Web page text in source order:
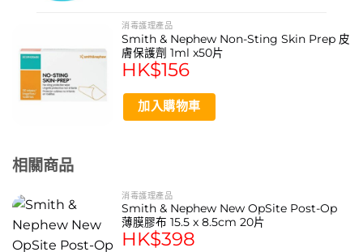
此產品專為處理大面積或多分泌物的傷口而設計，其特強吸
滲能力能有效吸收滲液，柔軟材質不黏傷口，適合需要較大
覆蓋面積的傷口護理。
每包產品包含多少片？尺寸是多少？
每包麥迪康 Medicom Safegauze 消毒無紡布包含10片，
消毒護理產品
Smith & Nephew Non-Sting Skin Prep 皮
膚保護劑 1ml x50片
HK$156
加入購物車
相關商品
消毒護理產品
Smith & Nephew New OpSite Post-Op
薄膜膠布 15.5 x 8.5cm 20片
HK$398